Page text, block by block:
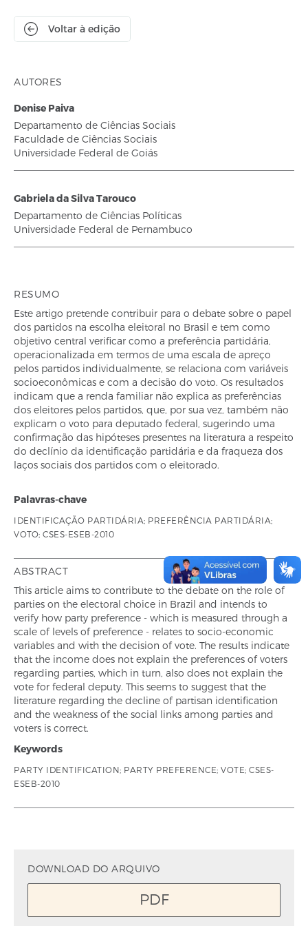
Voltar à edição
AUTORES
Denise Paiva
Departamento de Ciências Sociais
Faculdade de Ciências Sociais
Universidade Federal de Goiás
Gabriela da Silva Tarouco
Departamento de Ciências Políticas
Universidade Federal de Pernambuco
RESUMO
Este artigo pretende contribuir para o debate sobre o papel
dos partidos na escolha eleitoral no Brasil e tem como
objetivo central verificar como a preferência partidária,
operacionalizada em termos de uma escala de apreço
pelos partidos individualmente, se relaciona com variáveis
socioeconômicas e com a decisão do voto. Os resultados
indicam que a renda familiar não explica as preferências
dos eleitores pelos partidos, que, por sua vez, também não
explicam o voto para deputado federal, sugerindo uma
confirmação das hipóteses presentes na literatura a respeito
do declínio da identificação partidária e da fraqueza dos
laços sociais dos partidos com o eleitorado.
Palavras-chave
IDENTIFICAÇÃO PARTIDÁRIA; PREFERÊNCIA PARTIDÁRIA;
VOTO; CSES-ESEB-2010
ABSTRACT
This article aims to contribute to the debate on the role of
parties on the electoral choice in Brazil and intends to
verify how party preference - which is measured through a
scale of levels of preference - relates to socio-economic
variables and with the decision of vote. The results indicate
that the income does not explain the preferences of voters
regarding parties, which in turn, also does not explain the
vote for federal deputy. This seems to suggest that the
literature regarding the decline of partisan identification
and the weakness of the social links among parties and
voters is correct.
Keywords
PARTY IDENTIFICATION; PARTY PREFERENCE; VOTE; CSES-
ESEB-2010
DOWNLOAD DO ARQUIVO
PDF